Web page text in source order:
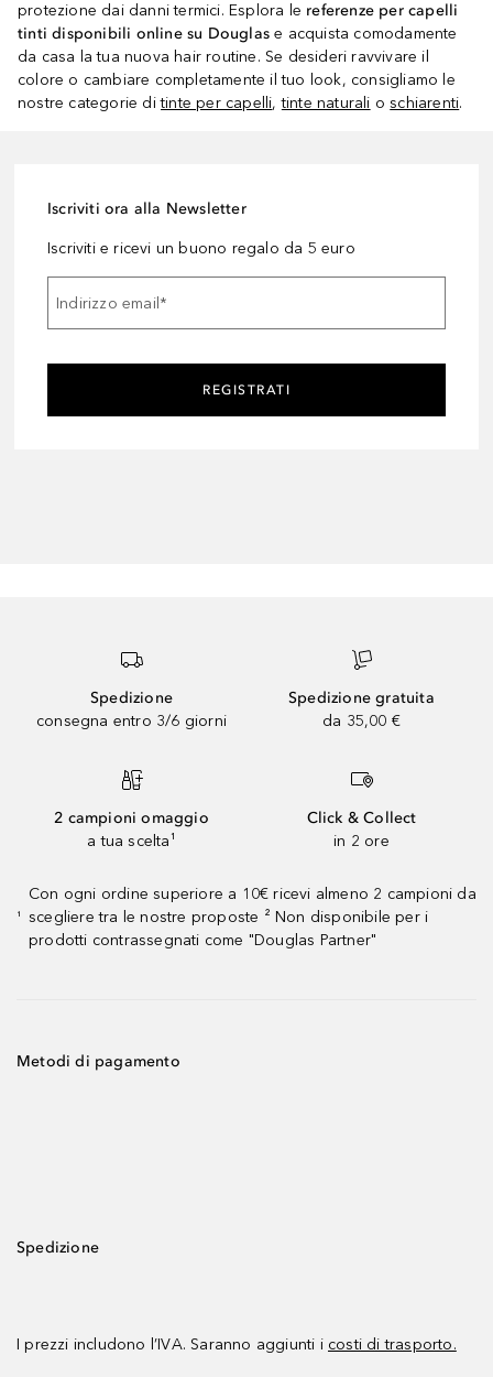
protezione dai danni termici. Esplora le referenze per capelli
tinti disponibili online su Douglas e acquista comodamente
da casa la tua nuova hair routine. Se desideri ravvivare il
colore o cambiare completamente il tuo look, consigliamo le
nostre categorie ditinte per capelli,tinte naturali oschiarenti.
Iscriviti ora alla Newsletter
Iscriviti e ricevi un buono regalo da 5 euro
Indirizzo email *
REGISTRATI
Spedizione
consegna entro 3/6 giorni
Spedizione gratuita
da 35,00 €
2 campioni omaggio
a tua scelta¹
Click & Collect
in 2 ore
¹
Con ogni ordine superiore a 10€ ricevi almeno 2 campioni da
scegliere tra le nostre proposte ² Non disponibile per i
prodotti contrassegnati come "Douglas Partner"
Metodi di pagamento
Spedizione
I prezzi includono l’IVA. Saranno aggiunti i costi di trasporto.